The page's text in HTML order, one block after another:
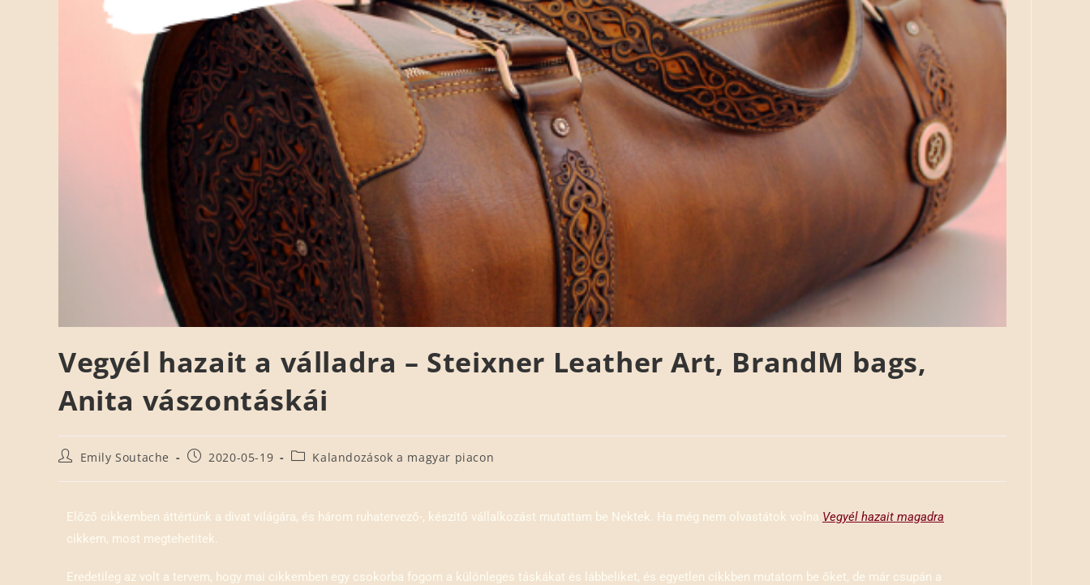
Vegyél hazait a válladra – Steixner Leather Art, BrandM bags,
Anita vászontáskái
Emily Soutache 2020-05-19 Kalandozások a magyar piacon
Előző cikkemben áttértünk a divat világára, és három ruhatervező-, készítő vállalkozást mutattam be Nektek. Ha még nem olvastátok volna Vegyél hazait magadra
cikkem, most megtehetitek.
Eredetileg az volt a tervem, hogy mai cikkemben egy csokorba fogom a különleges táskákat és lábbeliket, és egyetlen cikkben mutatom be őket, de már csupán a